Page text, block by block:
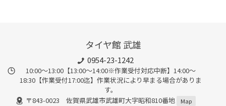
タイヤ館 武雄
0954-23-1242
10:00～13:00【13:00～14:00※作業受付対応中断】14:00～
18:30【作業受付17:00迄】作業状況により早まる場合がありま
す。
〒843-0023 佐賀県武雄市武雄町大字昭和810番地
Map